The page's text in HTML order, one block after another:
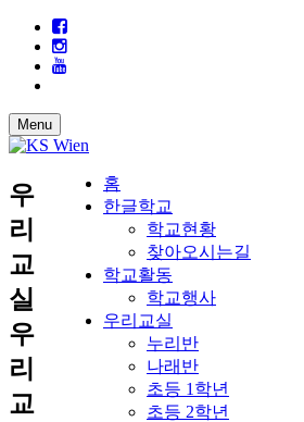
Menu
홈
한글학교
학교현황
찾아오시는길
학교활동
학교행사
우리교실
누리반
나래반
초등 1학년
초등 2학년
우
리
교
실
우
리
교